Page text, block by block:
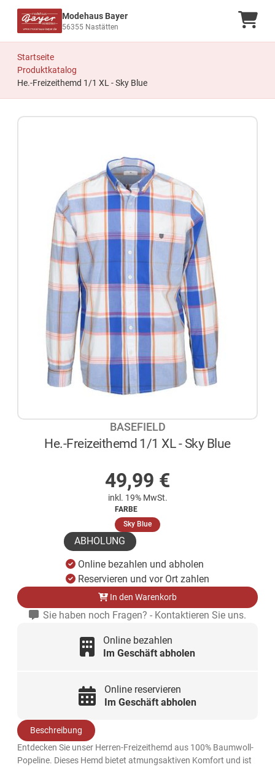
Modehaus Bayer
56355 Nastätten
Startseite
Produktkatalog
He.-Freizeithemd 1/1 XL - Sky Blue
BASEFIELD
He.-Freizeithemd 1/1 XL - Sky Blue
49,99 €
inkl. 19% MwSt.
FARBE
Sky Blue(ausgewählt)
ABHOLUNG
Online bezahlen und abholen
Reservieren und vor Ort zahlen
In den Warenkorb
Sie haben noch Fragen? - Kontaktieren Sie uns.
Online bezahlen
Im Geschäft abholen
Online reservieren
Im Geschäft abholen
Beschreibung
Entdecken Sie unser Herren-Freizeithemd aus 100% Baumwoll-
Popeline. Dieses Hemd bietet atmungsaktiven Komfort und ist